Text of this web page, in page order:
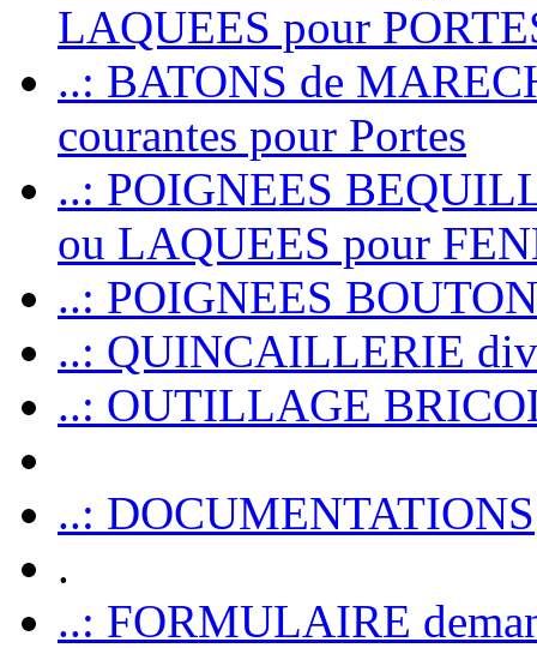
LAQUEES pour
..: BATONS de
courantes pour Portes
..: POIGNEES
ou LAQUEES pour
..: POIGNEES
..: QUINCAILLERIE
..: OUTILLAGE
..: DOCUMENTATIONS
.
..: FORMULAIRE